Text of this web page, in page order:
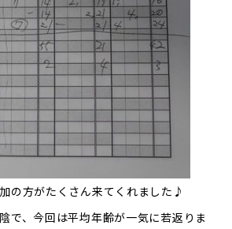
の方がたくさん来てくれました♪
で、今回は平均年齢が一気に若返りま